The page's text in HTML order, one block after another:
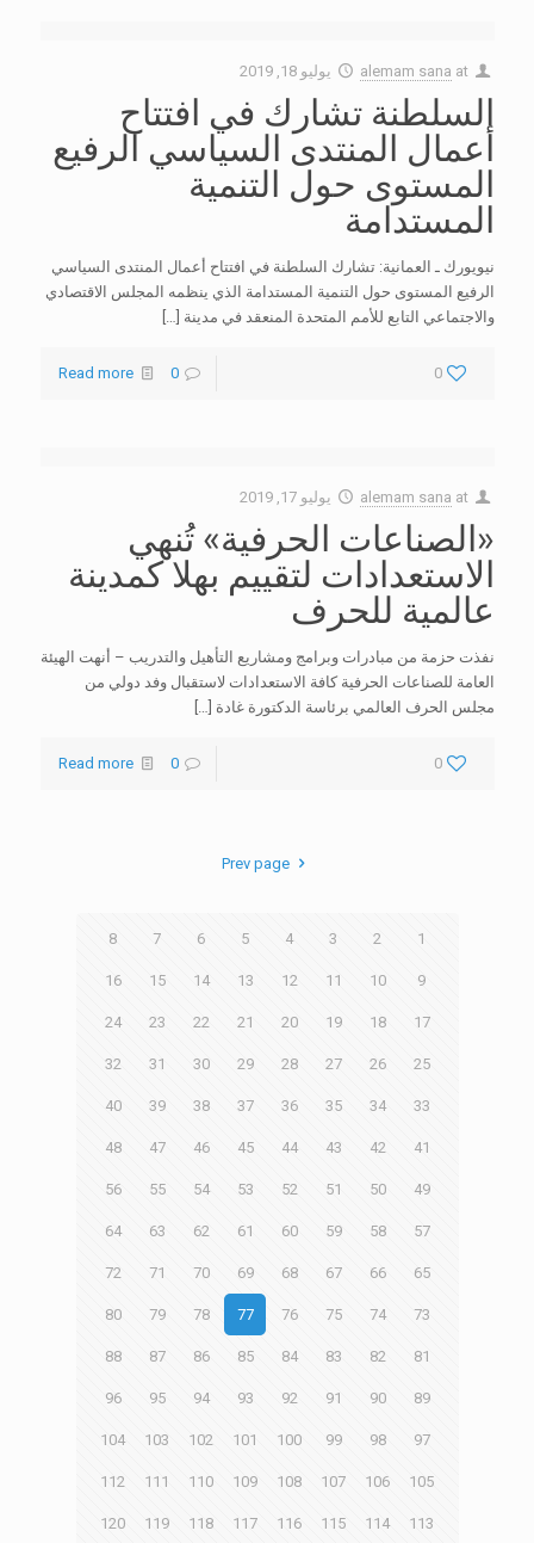
alemam sana at يوليو 18, 2019
السلطنة تشارك في افتتاح
أعمال المنتدى السياسي الرفيع
المستوى حول التنمية
المستدامة
نيويورك ـ العمانية: تشارك السلطنة في افتتاح أعمال المنتدى السياسي
الرفيع المستوى حول التنمية المستدامة الذي ينظمه المجلس الاقتصادي
والاجتماعي التابع للأمم المتحدة المنعقد في مدينة […]
0
0
Read more
alemam sana at يوليو 17, 2019
«الصناعات الحرفية» تُنهي
الاستعدادات لتقييم بهلا كمدينة
عالمية للحرف
نفذت حزمة من مبادرات وبرامج ومشاريع التأهيل والتدريب – أنهت الهيئة
العامة للصناعات الحرفية كافة الاستعدادات لاستقبال وفد دولي من
مجلس الحرف العالمي برئاسة الدكتورة غادة […]
0
0
Read more
Prev page
1
2
3
4
5
6
7
8
9
10
11
12
13
14
15
16
17
18
19
20
21
22
23
24
25
26
27
28
29
30
31
32
33
34
35
36
37
38
39
40
41
42
43
44
45
46
47
48
49
50
51
52
53
54
55
56
57
58
59
60
61
62
63
64
65
66
67
68
69
70
71
72
73
74
75
76
77
78
79
80
81
82
83
84
85
86
87
88
89
90
91
92
93
94
95
96
97
98
99
100
101
102
103
104
105
106
107
108
109
110
111
112
113
114
115
116
117
118
119
120